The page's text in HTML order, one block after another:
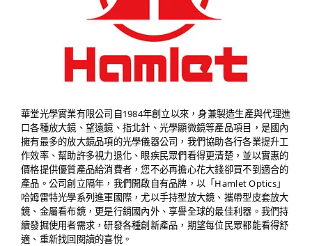
華堂光學實業有限公司自1984年創立以來，身兼製造生產與代理進
口各種放大鏡、望遠鏡、指北針、光學顯微鏡等產品項目，是國內
擁有最多的放大鏡品項的光學儀器公司，我們協助各行各業提升工
作效率、幫助許多視力退化、眼疾民眾們看得更清楚，並以實惠的
價格提供優質產品給消費者，您不必再擔心花大錢卻買不到適合的
產品。公司創立隔年，我們開啟自有品牌，以「Hamlet Optics」
哈姆雷特光學系列進軍國際，尤以手持型放大鏡、攜帶型皮套放大
鏡、金屬看布鏡，更是行銷國內外、享譽全球的最佳利器。我們持
續發掘使用者需求，研發各種創新產品，期望每位民眾都能看得舒
適、重新找回閱讀的喜悅。